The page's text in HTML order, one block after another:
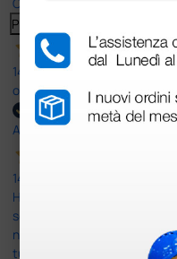
Precedente
14 Luglio 2026
ottima
Acquirente verificato
14 Luglio 2026
Ho acquistato un ecografo
soddisfatto dell'esperienza.
nei tempi previsti e un
tutti i miei dubbi prima